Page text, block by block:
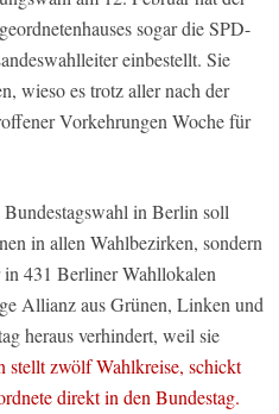
sogar die SPD-
einbestellt. Sie
wieso es trotz aller nach der
Vorkehrungen Woche für
in Berlin soll
in allen Wahlbezirken, sondern
431 Berliner Wahllokalen
Allianz aus Grünen, Linken und
heraus verhindert, weil sie
stellt zwölf Wahlkreise, schickt
direkt in den Bundestag.